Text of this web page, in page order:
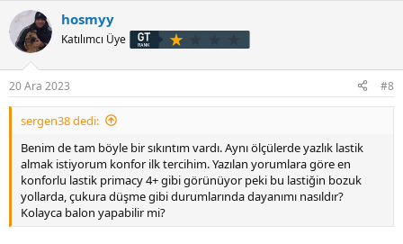
k
i
l
:
hosmyy
Katılımcı Üye
20 Ara 2023 #8
sergen38 dedi:
Benim de tam böyle bir sıkıntım vardı. Aynı ölçülerde yazlık lastik
almak istiyorum konfor ilk tercihim. Yazılan yorumlara göre en
konforlu lastik primacy 4+ gibi görünüyor peki bu lastiğin bozuk
yollarda, çukura düşme gibi durumlarında dayanımı nasıldır?
Kolayca balon yapabilir mi?